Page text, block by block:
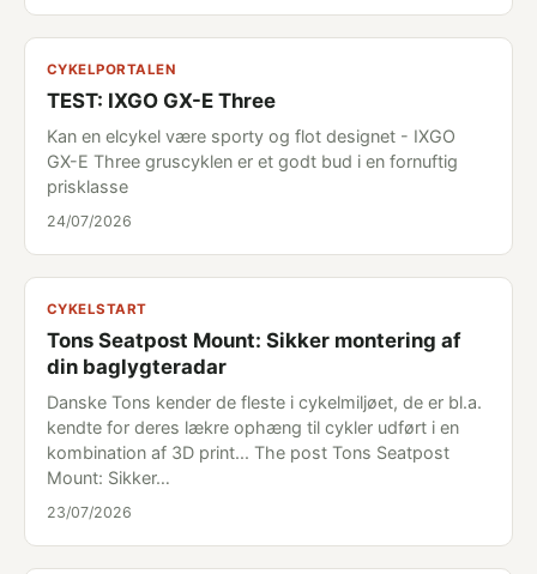
CYKELPORTALEN
TEST: IXGO GX-E Three
Kan en elcykel være sporty og flot designet - IXGO
GX-E Three gruscyklen er et godt bud i en fornuftig
prisklasse
24/07/2026
CYKELSTART
Tons Seatpost Mount: Sikker montering af
din baglygteradar
Danske Tons kender de fleste i cykelmiljøet, de er bl.a.
kendte for deres lækre ophæng til cykler udført i en
kombination af 3D print... The post Tons Seatpost
Mount: Sikker…
23/07/2026